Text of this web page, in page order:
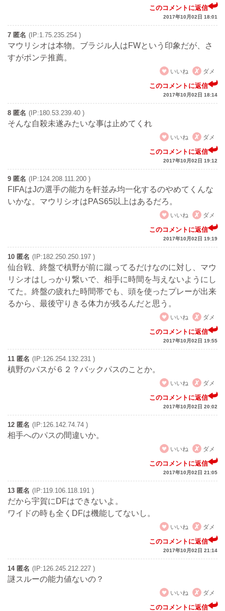
このコメントに返信
2017年10月02日 18:01
7 匿名 (IP:1.75.235.254 )
マウリシオは本物。ブラジル人はFWという印象だが、さ
すがポンテ推薦。
いいね
ダメ
このコメントに返信
2017年10月02日 18:14
8 匿名 (IP:180.53.239.40 )
そんな自殺未遂みたいな事は止めてくれ
いいね
ダメ
このコメントに返信
2017年10月02日 19:12
9 匿名 (IP:124.208.111.200 )
FIFAはJの選手の能力を軒並み均一化するのやめてくんな
いかな。マウリシオはPAS65以上はあるだろ。
いいね
ダメ
このコメントに返信
2017年10月02日 19:19
10 匿名 (IP:182.250.250.197 )
仙台戦、終盤で槙野が前に蹴ってるだけなのに対し、マウ
リシオはしっかり繋いで、相手に時間を与えないようにし
てた。終盤の疲れた時間帯でも、頭を使ったプレーが出来
るから、最後守りきる体力が残るんだと思う。
いいね
ダメ
このコメントに返信
2017年10月02日 19:55
11 匿名 (IP:126.254.132.231 )
槙野のパスが６２？バックパスのことか。
いいね
ダメ
このコメントに返信
2017年10月02日 20:02
12 匿名 (IP:126.142.74.74 )
相手へのパスの間違いか。
いいね
ダメ
このコメントに返信
2017年10月02日 21:05
13 匿名 (IP:119.106.118.191 )
だから宇賀にDFはできないよ。
ワイドの時も全くDFは機能してないし。
いいね
ダメ
このコメントに返信
2017年10月02日 21:14
14 匿名 (IP:126.245.212.227 )
謎スルーの能力値ないの？
いいね
ダメ
このコメントに返信